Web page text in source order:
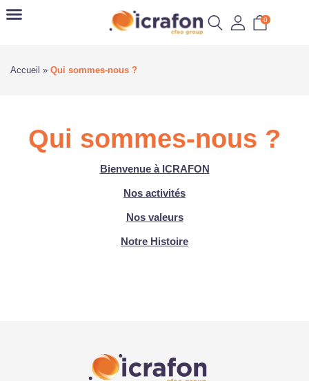
0
Accueil » Qui sommes-nous ?
Qui sommes-nous ?
Bienvenue à ICRAFON
Nos activités
Nos valeurs
Notre Histoire